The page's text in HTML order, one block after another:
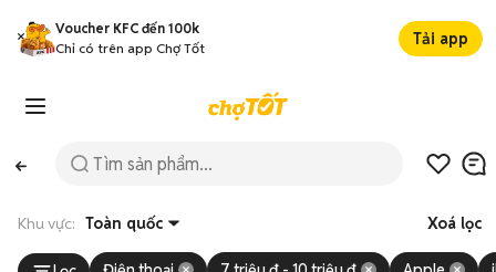
Voucher KFC đến 100k
Chỉ có trên app Chợ Tốt
Tải app
Khu vực: Toàn quốc Xoá lọc